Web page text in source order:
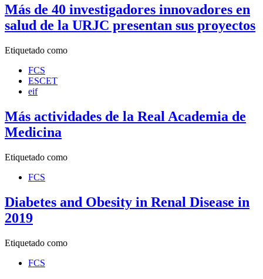
Más de 40 investigadores innovadores en
salud de la URJC presentan sus proyectos
Etiquetado como
FCS
ESCET
eif
Más actividades de la Real Academia de
Medicina
Etiquetado como
FCS
Diabetes and Obesity in Renal Disease in
2019
Etiquetado como
FCS